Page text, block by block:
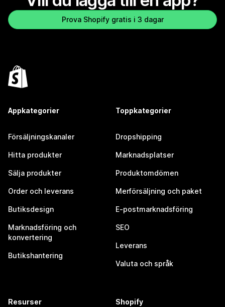
Prova Shopify gratis i 3 dagar
Appkategorier
Försäljningskanaler
Hitta produkter
Sälja produkter
Order och leverans
Butiksdesign
Marknadsföring och
konvertering
Butikshantering
Toppkategorier
Dropshipping
Marknadsplatser
Produktomdömen
Merförsäljning och paket
E-postmarknadsföring
SEO
Leverans
Valuta och språk
Resurser Shopify